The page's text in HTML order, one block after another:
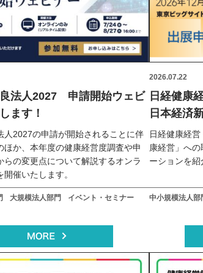
法人2027 申請開始ウェビ
ます！
人2027の申請が開始されることに伴
ほか、本年度の健康経営度調査や申
らの変更点について解説するオンラ
催いたします。
大規模法人部門
イベント・セミナー
2026.07.22
日経健康
日本経済
日経健康経
康経営」へ
ーションを紹
中小規模法人部